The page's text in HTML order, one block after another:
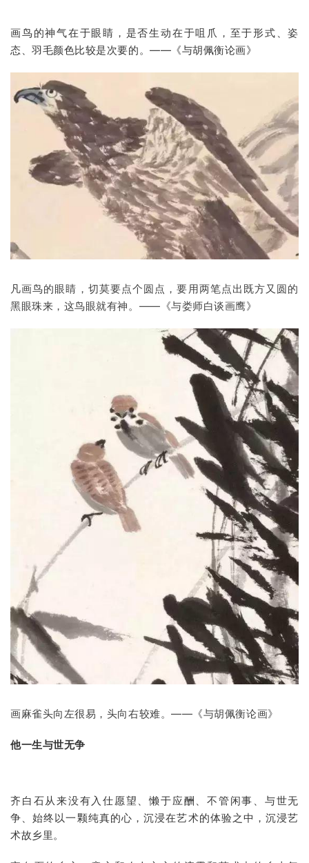
画鸟的神气在于眼睛，是否生动在于咀爪，至于形式、姿
态、羽毛颜色比较是次要的。——《与胡佩衡论画》
凡画鸟的眼睛，切莫要点个圆点，要用两笔点出既方又圆的
黑眼珠来，这鸟眼就有神。——《与娄师白谈画鹰》
画麻雀头向左很易，头向右较难。——《与胡佩衡论画》
他一生与世无争
齐白石从来没有入仕愿望、懒于应酬、不管闲事、与世无
争、始终以一颗纯真的心，沉浸在艺术的体验之中，沉浸艺
术故乡里。